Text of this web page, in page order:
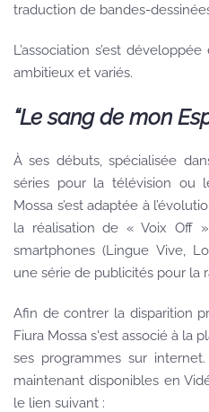
traduction de bandes-
L’association s’est
ambitieux et variés.
“Le sang de mon
À ses débuts, spécialisée
séries pour la télévision ou
Mossa s’est adaptée à
la réalisation de « Voix Off
smartphones (Lingue Vive,
une série de publicités pour la
Afin de contrer la disparition
Fiura Mossa s'est associé à la
ses programmes sur
maintenant disponibles en
le lien suivant :